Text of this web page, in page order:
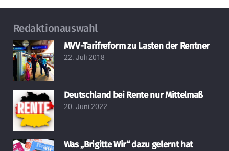
Redaktionauswahl
MVV-Tarifreform zu Lasten der Rentner
22. Juli 2018
Deutschland bei Rente nur Mittelmaß
20. Juni 2022
Was „Brigitte Wir“ dazu gelernt hat